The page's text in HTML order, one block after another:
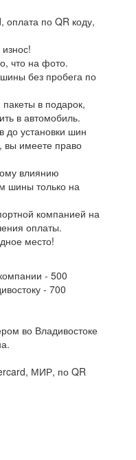
по QR коду,
что на фото.
без пробега по
в подарок,
в автомобиль.
до установки шин
вы имеете право
влиянию
шины только на
компанией на
оплаты.
место!
- 500
- 700
во Владивостоке
МИР, по QR